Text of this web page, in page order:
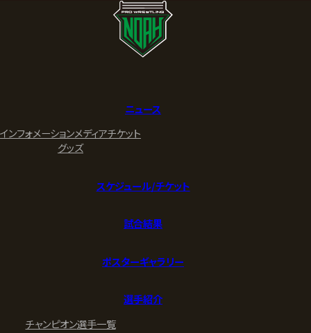
ニュース
インフォメーションメディアチケット
グッズ
スケジュール/チケット
試合結果
ポスターギャラリー
選手紹介
チャンピオン選手一覧